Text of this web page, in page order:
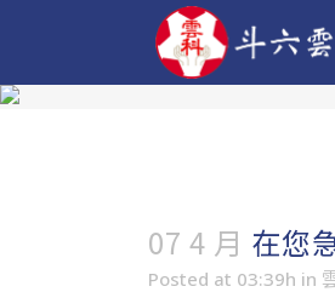
07 4 月 在您
Posted at 03:39h in